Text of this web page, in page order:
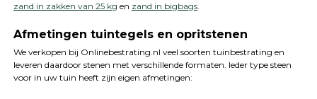
zand in zakken van 25 kg en zand in bigbags.
Afmetingen tuintegels en opritstenen
We verkopen bij Onlinebestrating.nl veel soorten tuinbestrating en
leveren daardoor stenen met verschillende formaten. Ieder type steen
voor in uw tuin heeft zijn eigen afmetingen: